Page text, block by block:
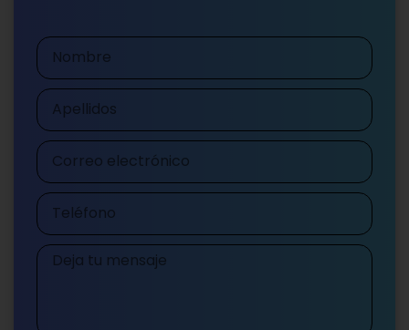
Nombre
Apellidos
Correo
electrónico
Teléfono
Mensaje